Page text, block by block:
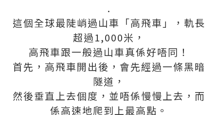
.
這個全球最陡峭過山車「高飛車」，軌長
超過1,000米，
高飛車跟一般過山車真係好唔同！
首先，高飛車開出後，會先經過一條黑暗
隧道，
然後垂直上去個度，並唔係慢慢上去，而
係高速地爬到上最高點。